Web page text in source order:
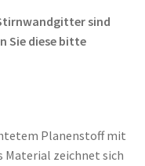
sind
Sie diese bitte
Planenstoff mit
Material zeichnet sich